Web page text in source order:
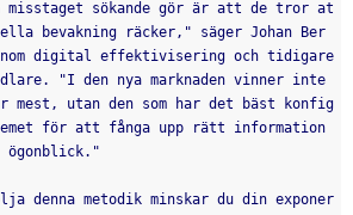
misstaget sökande gör är att de tror at
bevakning räcker," säger Johan Ber
digital effektivisering och tidigare
"I den nya marknaden vinner inte
mest, utan den som har det bäst konfig
för att fånga upp rätt information
denna metodik minskar du din exponer